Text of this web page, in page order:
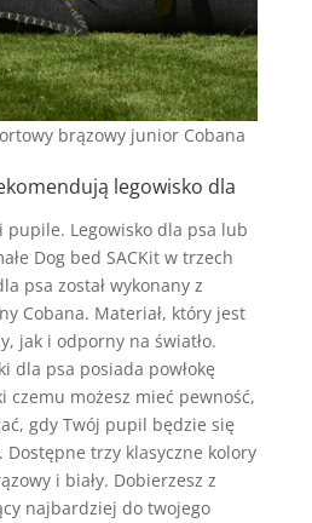
brązowy junior Cobana
legowisko dla
pupile. Legowisko dla psa lub
Dog bed SACKit w trzech
psa został wykonany z
Cobana. Materiał, który jest
jak i odporny na światło.
dla psa posiada powłokę
czemu możesz mieć pewność,
gdy Twój pupil będzie się
Dostępne trzy klasyczne kolory
i biały. Dobierzesz z
najbardziej do twojego